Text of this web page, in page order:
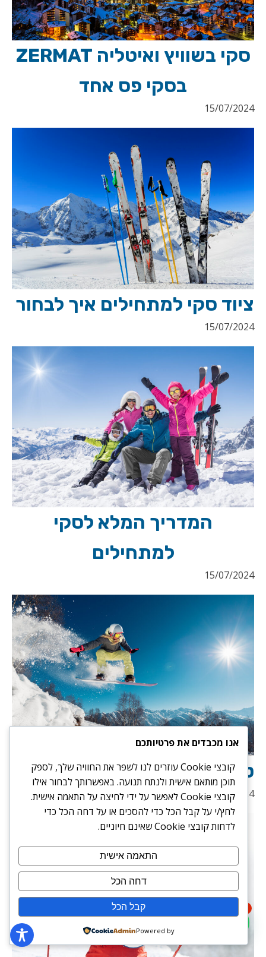
סקי בשוויץ ואיטליה ZERMAT
בסקי פס אחד
15/07/2024
ציוד סקי למתחילים איך לבחור
15/07/2024
המדריך המלא לסקי
למתחילים
15/07/2024
טיפים חשובים לגולשי סנובורד
15/07/2024
אנו מכבדים את פרטיותכם
קובצי Cookie עוזרים לנו לשפר את החוויה שלך, לספק
תוכן מותאם אישית ולנתח תנועה. באפשרותך לבחור אילו
קובצי Cookie לאפשר על ידי לחיצה על התאמה אישית.
לחץ/י על קבל הכל כדי להסכים או על דחה הכל כדי
לדחות קובצי Cookie שאינם חיוניים.
התאמה אישית
דחה הכל
קבל הכל
Powered by